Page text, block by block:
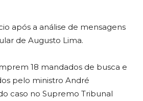
após a análise de mensagens
de Augusto Lima.
18 mandados de busca e
pelo ministro André
caso no Supremo Tribunal